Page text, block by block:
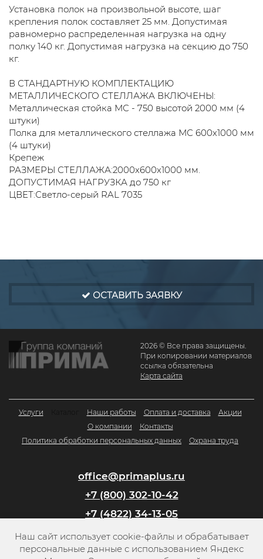
Установка полок на произвольной высоте, шаг
крепления полок составляет 25 мм. Допустимая
равномерно распределенная нагрузка на одну
полку 140 кг. Допустимая нагрузка на секцию до 750
кг.
В СТАНДАРТНУЮ КОМПЛЕКТАЦИЮ
МЕТАЛЛИЧЕСКОГО СТЕЛЛАЖА ВКЛЮЧЕНЫ:
Металлическая стойка МС - 750 высотой 2000 мм (4
штуки)
Полка для металлического стеллажа МС 600х1000 мм
(4 штуки)
Крепеж
РАЗМЕРЫ СТЕЛЛАЖА:2000х600х1000 мм.
ДОПУСТИМАЯ НАГРУЗКА до 750 кг
ЦВЕТ:Светло-серый RAL 7035
ОСТАВИТЬ ЗАЯВКУ
2026 © Все права защищены.
При копировании материалов
ссылка обязательна
Карта сайта
Услуги Наши работы Оплата и доставка
Акции
О компании
Контакты
Политика обработки персональных данных
Охрана труда
office@primaplus.ru
+7 (800) 302-10-42
+7 (4822) 34-13-05
Заказать обратный звонок
Наш сайт использует cookie-файлы и обрабатывает
персональные данные с использованием Яндекс